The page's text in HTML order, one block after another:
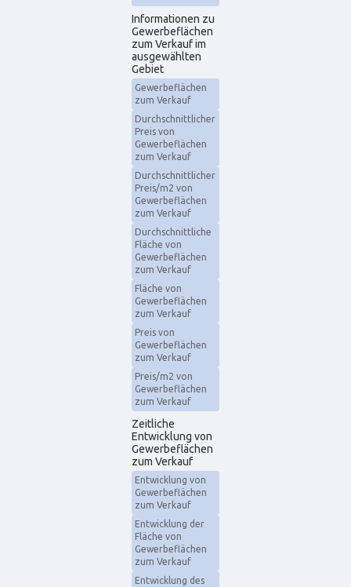
Informationen zu
Gewerbeflächen
zum Verkauf im
ausgewählten
Gebiet
Gewerbeflächen
zum Verkauf
Durchschnittlicher
Preis von
Gewerbeflächen
zum Verkauf
Durchschnittlicher
Preis/m2 von
Gewerbeflächen
zum Verkauf
Durchschnittliche
Fläche von
Gewerbeflächen
zum Verkauf
Fläche von
Gewerbeflächen
zum Verkauf
Preis von
Gewerbeflächen
zum Verkauf
Preis/m2 von
Gewerbeflächen
zum Verkauf
Zeitliche
Entwicklung von
Gewerbeflächen
zum Verkauf
Entwicklung von
Gewerbeflächen
zum Verkauf
Entwicklung der
Fläche von
Gewerbeflächen
zum Verkauf
Entwicklung des